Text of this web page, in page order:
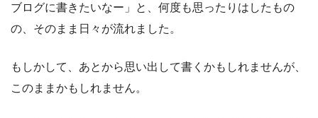
ブログに書きたいなー」と、何度も思ったりはしたもの
の、そのまま日々が流れました。
もしかして、あとから思い出して書くかもしれませんが、
このままかもしれません。